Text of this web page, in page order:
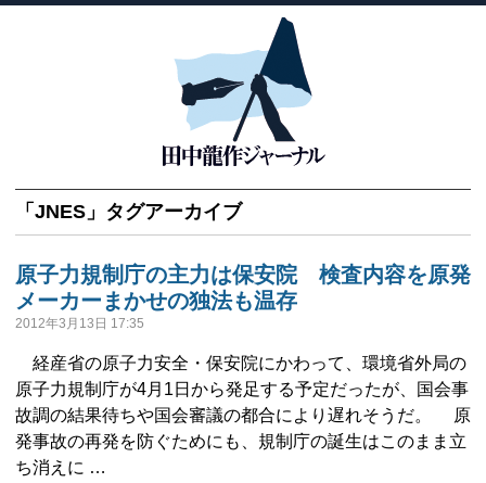
「 JNES 」タグアーカイブ
原子力規制庁の主力は保安院 検査内容を原発
メーカーまかせの独法も温存
2012年3月13日 17:35
経産省の原子力安全・保安院にかわって、環境省外局の
原子力規制庁が4月1日から発足する予定だったが、国会事
故調の結果待ちや国会審議の都合により遅れそうだ。 原
発事故の再発を防ぐためにも、規制庁の誕生はこのまま立
ち消えに …